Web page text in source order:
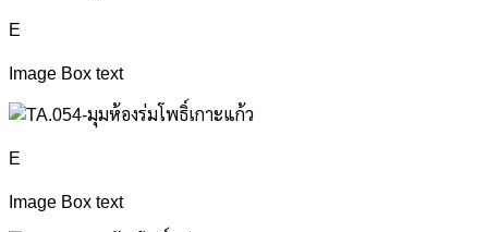
E
Image Box text
E
Image Box text